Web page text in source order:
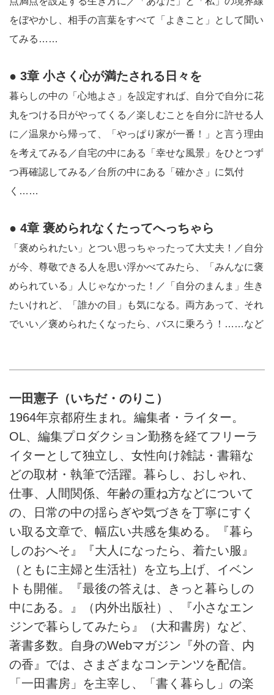
をぼやかし、相手の言葉をすべて「よきこと」として聞い
てみる……
● 3章 小さく心が満たされる日々を
暮らしの中の「心地よさ」を設定すれば、自分で自分に花
丸をつける日がやってくる／楽しむことを自分に許せる人
に／温泉から帰って、「やっぱり家が一番！」と言う理由
を考えてみる／自宅の中にある「幸せな風景」をひとつず
つ再確認してみる／台所の中にある「確かさ」に気付
く……
● 4章 褒められなくたってへっちゃら
「褒められたい」とつい思っちゃったって大丈夫！／自分
が今、尊敬できる人を思い浮かべてみたら、「みんなに褒
められている」人じゃなかった！／「自分のまんま」生き
たいけれど、「誰かの目」も気になる。両方あって、それ
でいい／褒められたくなったら、バスに乗ろう！……など
一田憲子（いちだ・のりこ）
1964年京都府生まれ。編集者・ライター。
OL、編集プロダクション勤務を経てフリーラ
イターとして独立し、女性向け雑誌・書籍な
どの取材・執筆で活躍。暮らし、おしゃれ、
仕事、人間関係、年齢の重ね方などについて
の、日常の中の揺らぎや気づきを丁寧にすく
い取る文章で、幅広い共感を集める。『暮ら
しのおへそ』『大人になったら、着たい服』
（ともに主婦と生活社）を立ち上げ、イベン
トも開催。『最後の答えは、きっと暮らしの
中にある。』（内外出版社）、『小さなエン
ジンで暮らしてみたら』（大和書房）など、
著書多数。自身のWebマガジン『外の音、内
の香』では、さまざまなコンテンツを配信。
「一田書房」を主宰し、「書く暮らし」の楽